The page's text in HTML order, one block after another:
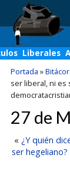
Liberales
Portada »
ser liberal, ni es
27 de
« ¿Y quién
ser hegeliano?